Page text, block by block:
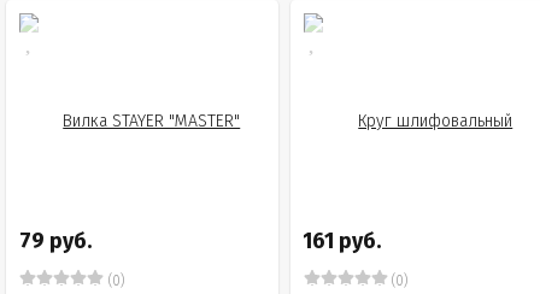
79 руб.
(0)
161 руб.
(0)